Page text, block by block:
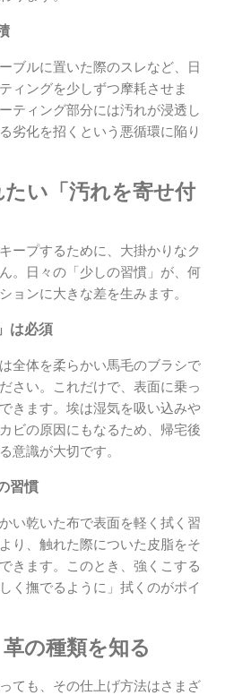
ブルに置いた際のスレなど、日
ィングを少しずつ摩耗させま
ティング部分には汚れが浸透し
劣化を招くという悪循環に陥り
たい「汚れを寄せ付
ープするために、大掛かりなク
。日々の「少しの習慣」が、何
ョンに大きな差を生みます。
は必須
全体を柔らかい馬毛のブラシで
さい。これだけで、表面に乗っ
きます。埃は湿気を吸い込みや
ビの原因にもなるため、帰宅後
意識が大切です。
習慣
い乾いた布で表面を軽く拭く習
り、触れた際についた皮脂をそ
きます。このとき、強くこする
く撫でるように」拭くのがポイ
の種類を知る
ても、その仕上げ方法はさまざ